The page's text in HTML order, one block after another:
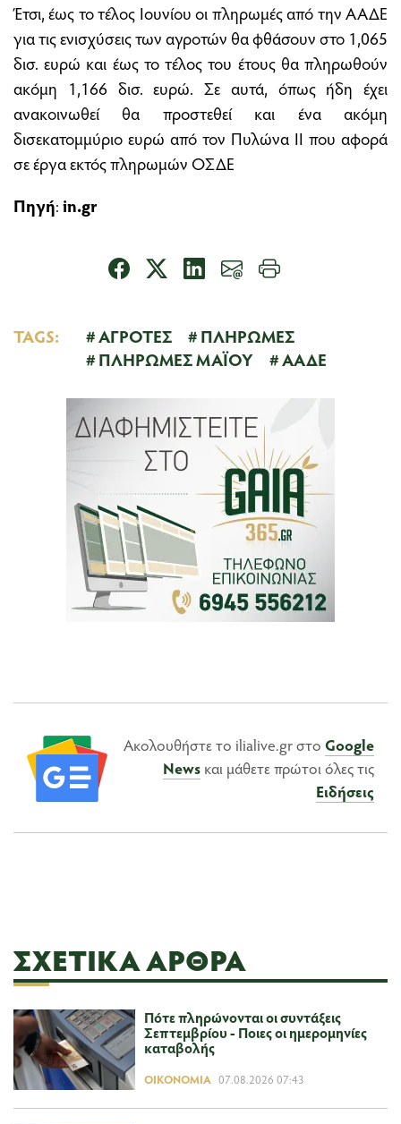
Έτσι, έως το τέλος Ιουνίου οι πληρωμές από την ΑΑΔΕ
για τις ενισχύσεις των αγροτών θα φθάσουν στο 1,065
δισ. ευρώ και έως το τέλος του έτους θα πληρωθούν
ακόμη 1,166 δισ. ευρώ. Σε αυτά, όπως ήδη έχει
ανακοινωθεί θα προστεθεί και ένα ακόμη
δισεκατομμύριο ευρώ από τον Πυλώνα ΙΙ που αφορά
σε έργα εκτός πληρωμών ΟΣΔΕ
Πηγή:in.gr
TAGS: ΑΓΡΟΤΕΣ
ΠΛΗΡΩΜΕΣ
ΠΛΗΡΩΜΕΣ ΜΑΪΟΥ
ΑΑΔΕ
Ακολουθήστε το ilialive.gr στο Google
News και μάθετε πρώτοι όλες τις
Ειδήσεις
ΣΧΕΤΙΚΆ ΆΡΘΡΑ
Πότε πληρώνονται οι συντάξεις
Σεπτεμβρίου - Ποιες οι ημερομηνίες
καταβολής
ΟΙΚΟΝΟΜΊΑ 07.08.2026 07:43